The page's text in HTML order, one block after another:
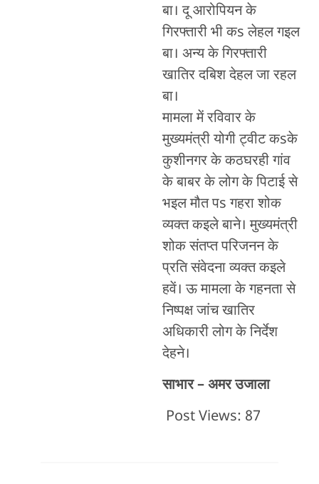
बा। दू आरोपियन के
गिरफ्तारी भी कs लेहल गइल
बा। अन्य के गिरफ्तारी
खातिर दबिश देहल जा रहल
बा।
मामला में रविवार के
मुख्यमंत्री योगी ट्वीट कsके
कुशीनगर के कठघरही गांव
के बाबर के लोग के पिटाई से
भइल मौत पs गहरा शोक
व्यक्त कइले बाने। मुख्यमंत्री
शोक संतप्त परिजनन के
प्रति संवेदना व्यक्त कइले
हवें। ऊ मामला के गहनता से
निष्पक्ष जांच खातिर
अधिकारी लोग के निर्देश
देहने।
साभार – अमर उजाला
Post Views: 87